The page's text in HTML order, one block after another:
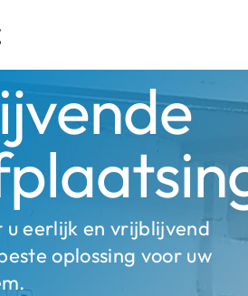
eerlijk en vrijblijvend
oplossing voor uw